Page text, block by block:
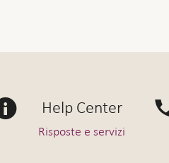
Help Center
Risposte e servizi